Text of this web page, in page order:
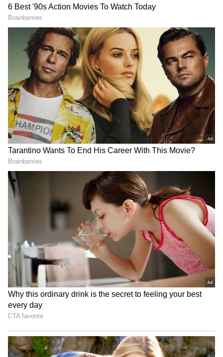
చెప్తున్నారు.
Uday Kiran:అదీ ఉదయ్ కిరణ్
సత్తా, మహేష్ బాబు సినిమాని
ఎవరూ కొనలేదు.. 14 రెట్లు
లాభాలు తెచ్చిన హీరో
Mahesh Babu Net Worth: 28
బాబు ఆస్తులు ఎన్ని కోట్లో
తెలుసా?
LATEST VIDEOS
చీరను నేసిన సీఎం చంద్రబాబు | CM
Chandrababu Chirala tour | Asianet
Telugu
బంగాళాఖాతంలో అల్పపీడనం...ఇక ఏపీలో
దంచుడే | Asianet News Telugu